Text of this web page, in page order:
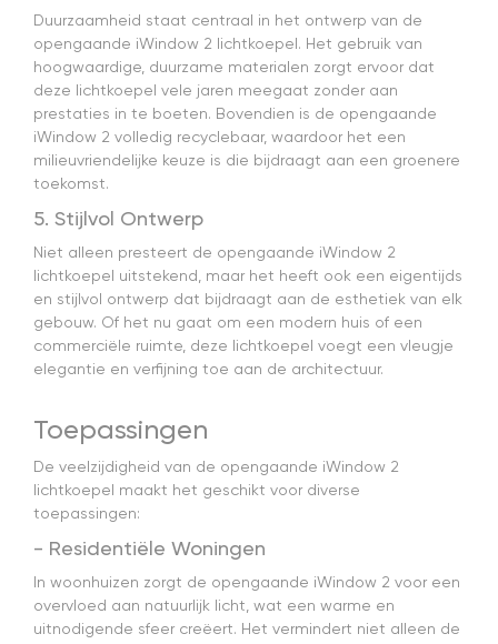
Duurzaamheid staat centraal in het ontwerp van de
opengaande iWindow 2 lichtkoepel. Het gebruik van
hoogwaardige, duurzame materialen zorgt ervoor dat
deze lichtkoepel vele jaren meegaat zonder aan
prestaties in te boeten. Bovendien is de opengaande
iWindow 2 volledig recyclebaar, waardoor het een
milieuvriendelijke keuze is die bijdraagt aan een groenere
toekomst.
5. Stijlvol Ontwerp
Niet alleen presteert de opengaande iWindow 2
lichtkoepel uitstekend, maar het heeft ook een eigentijds
en stijlvol ontwerp dat bijdraagt aan de esthetiek van elk
gebouw. Of het nu gaat om een modern huis of een
commerciële ruimte, deze lichtkoepel voegt een vleugje
elegantie en verfijning toe aan de architectuur.
Toepassingen
De veelzijdigheid van de opengaande iWindow 2
lichtkoepel maakt het geschikt voor diverse
toepassingen:
- Residentiële Woningen
In woonhuizen zorgt de opengaande iWindow 2 voor een
overvloed aan natuurlijk licht, wat een warme en
uitnodigende sfeer creëert. Het vermindert niet alleen de